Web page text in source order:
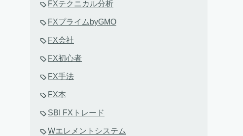
FXテクニカル分析
FXプライムbyGMO
FX会社
FX初心者
FX手法
FX本
SBI FXトレード
Wエレメントシステム